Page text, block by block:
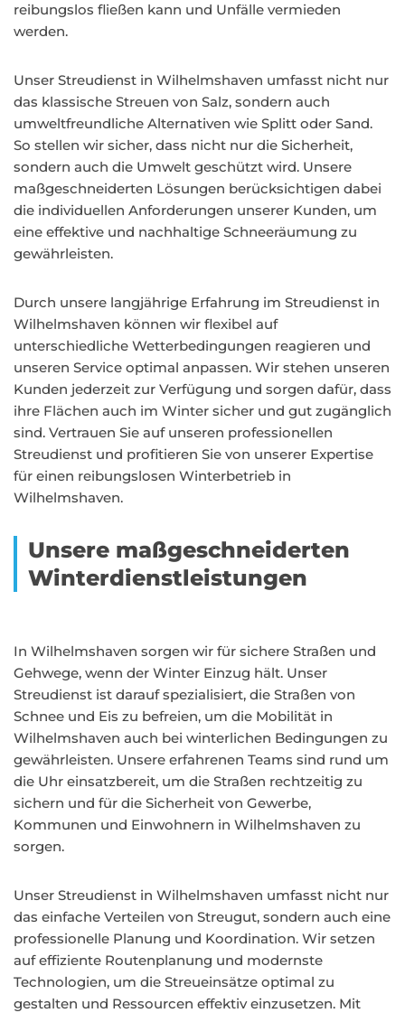
reibungslos fließen kann und Unfälle vermieden
werden.
Unser Streudienst in Wilhelmshaven umfasst nicht nur
das klassische Streuen von Salz, sondern auch
umweltfreundliche Alternativen wie Splitt oder Sand.
So stellen wir sicher, dass nicht nur die Sicherheit,
sondern auch die Umwelt geschützt wird. Unsere
maßgeschneiderten Lösungen berücksichtigen dabei
die individuellen Anforderungen unserer Kunden, um
eine effektive und nachhaltige Schneeräumung zu
gewährleisten.
Durch unsere langjährige Erfahrung im Streudienst in
Wilhelmshaven können wir flexibel auf
unterschiedliche Wetterbedingungen reagieren und
unseren Service optimal anpassen. Wir stehen unseren
Kunden jederzeit zur Verfügung und sorgen dafür, dass
ihre Flächen auch im Winter sicher und gut zugänglich
sind. Vertrauen Sie auf unseren professionellen
Streudienst und profitieren Sie von unserer Expertise
für einen reibungslosen Winterbetrieb in
Wilhelmshaven.
Unsere maßgeschneiderten
Winterdienstleistungen
In Wilhelmshaven sorgen wir für sichere Straßen und
Gehwege, wenn der Winter Einzug hält. Unser
Streudienst ist darauf spezialisiert, die Straßen von
Schnee und Eis zu befreien, um die Mobilität in
Wilhelmshaven auch bei winterlichen Bedingungen zu
gewährleisten. Unsere erfahrenen Teams sind rund um
die Uhr einsatzbereit, um die Straßen rechtzeitig zu
sichern und für die Sicherheit von Gewerbe,
Kommunen und Einwohnern in Wilhelmshaven zu
sorgen.
Unser Streudienst in Wilhelmshaven umfasst nicht nur
das einfache Verteilen von Streugut, sondern auch eine
professionelle Planung und Koordination. Wir setzen
auf effiziente Routenplanung und modernste
Technologien, um die Streueinsätze optimal zu
gestalten und Ressourcen effektiv einzusetzen. Mit